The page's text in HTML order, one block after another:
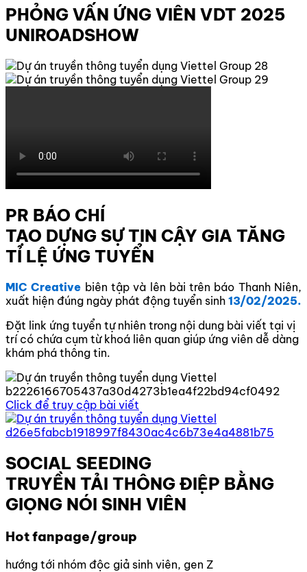
PHỎNG VẤN ỨNG VIÊN VDT 2025
UNIROADSHOW
PR BÁO CHÍ
TẠO DỰNG SỰ TIN CẬY GIA TĂNG
TỈ LỆ ỨNG TUYỂN
MIC Creative biên tập và lên bài trên báo Thanh Niên,
xuất hiện đúng ngày phát động tuyển sinh 13/02/2025.
Đặt link ứng tuyển tự nhiên trong nội dung bài viết tại vị
trí có chứa cụm từ khoá liên quan giúp ứng viên dễ dàng
khám phá thông tin.
Click để truy cập bài viết
SOCIAL SEEDING
TRUYỀN TẢI THÔNG ĐIỆP BẰNG
GIỌNG NÓI SINH VIÊN
Hot fanpage/group
hướng tới nhóm độc giả sinh viên, gen Z